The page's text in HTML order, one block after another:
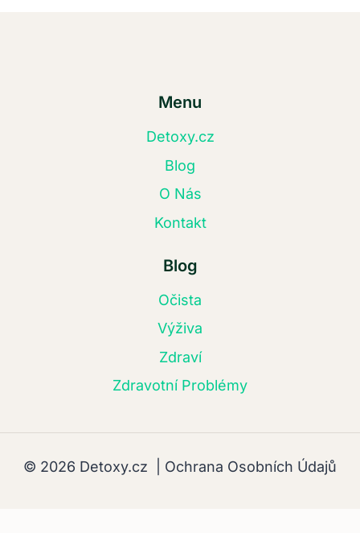
Menu
Detoxy.cz
Blog
O Nás
Kontakt
Blog
Očista
Výživa
Zdraví
Zdravotní Problémy
© 2026 Detoxy.cz | Ochrana Osobních Údajů